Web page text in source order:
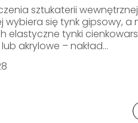
sztukaterii wewnętrznej
wybiera się tynk gipsowy, a
elastyczne tynki
akrylowe – nakład...